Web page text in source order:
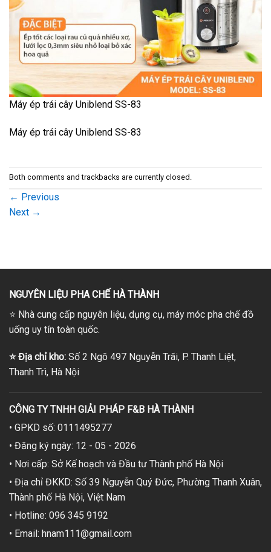
Máy ép trái cây Uniblend SS-83
Máy ép trái cây Uniblend SS-83
Both comments and trackbacks are currently closed.
← Previous
Next →
NGUYÊN LIỆU PHA CHẾ HÀ THÀNH
⭐ Nhà cung cấp nguyên liệu, dụng cụ, máy móc pha chế đồ
uống uy tín toàn quốc.
⭐Địa chỉ kho: Số 2 Ngõ 497 Nguyễn Trãi, P. Thanh Liệt,
Thanh Trì, Hà Nội
CÔNG TY TNHH GIẢI PHÁP F&B HÀ THÀNH
• GPKD số: 0111495277
• Đăng ký ngày: 12 - 05 - 2026
• Nơi cấp: Sở Kế hoạch và Đầu tư Thành phố Hà Nội
• Địa chỉ ĐKKD: Số 39 Nguyễn Quý Đức, Phường Thanh Xuân,
Thành phố Hà Nội, Việt Nam
• Hotline: 096 345 9192
• Email: hnam111@gmail.com